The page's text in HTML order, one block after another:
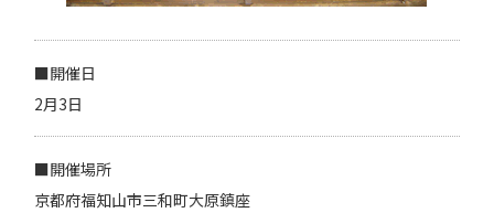
■開催日
2月3日
■開催場所
京都府福知山市三和町大原鎮座